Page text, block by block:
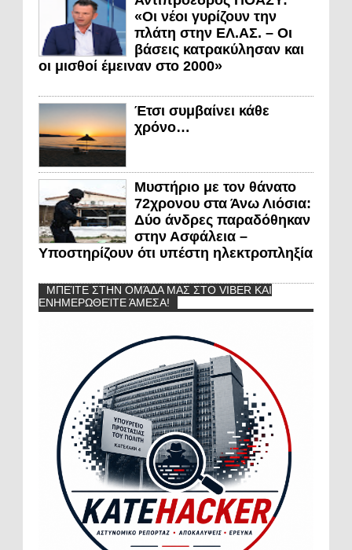
«Οι νέοι γυρίζουν την
πλάτη στην ΕΛ.ΑΣ. – Οι
βάσεις κατρακύλησαν και
οι μισθοί έμειναν στο 2000»
Έτσι συμβαίνει κάθε
χρόνο…
Μυστήριο με τον θάνατο
72χρονου στα Άνω Λιόσια:
Δύο άνδρες παραδόθηκαν
στην Ασφάλεια –
Υποστηρίζουν ότι υπέστη ηλεκτροπληξία
ΜΠΕΊΤΕ ΣΤΗΝ ΟΜΆΔΑ ΜΑΣ ΣΤΟ VIBER ΚΑΙ
ΕΝΗΜΕΡΩΘΕΊΤΕ ΆΜΕΣΑ!